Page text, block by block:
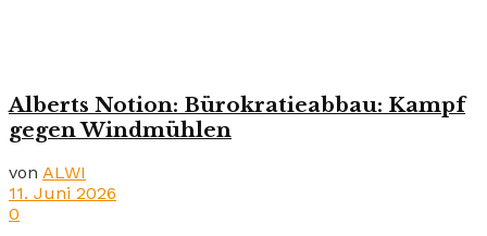
Alberts Notion: Bürokratieabbau: Kampf
gegen Windmühlen
von ALWI
11. Juni 2026
0